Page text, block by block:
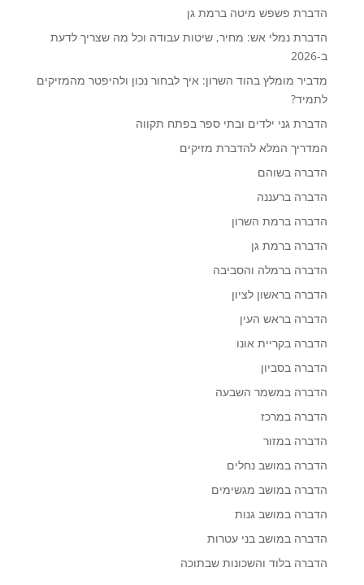
הדברת פשפש מיטה ברמת גן
הדברת נמלי אש: מחיר, שיטות עבודה וכל מה שצריך לדעת
ב-2026
מדביר מומלץ בהוד השרון: איך לבחור נכון ולהיפטר מהמזיקים
לתמיד?
הדברת גני ילדים ובתי ספר בפתח תקווה
המדריך המלא להדברת מזיקים
הדברה בשוהם
הדברה ברעננה
הדברה ברמת השרון
הדברה ברמת גן
הדברה ברמלה והסביבה
הדברה בראשון לציון
הדברה בראש העין
הדברה בקריית אונו
הדברה בסביון
הדברה במשמר השבעה
הדברה במרכז
הדברה במזור
הדברה במושב נחלים
הדברה במושב מגשימים
הדברה במושב גנות
הדברה במושב בני עטרות
הדברה בלוד והשכונות שבתוכה